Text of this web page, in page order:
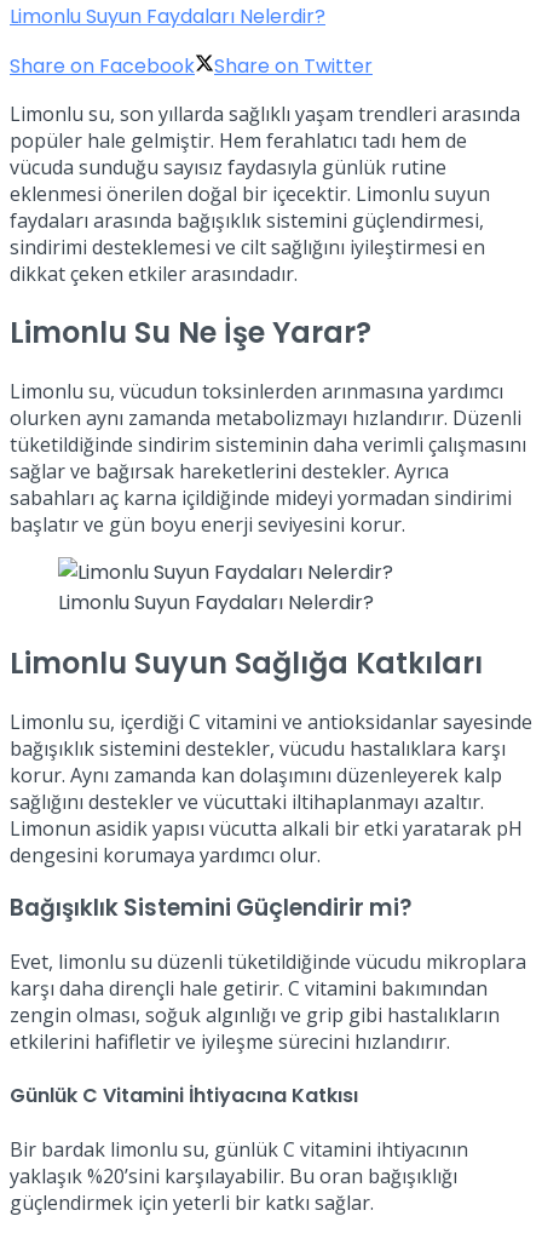
Limonlu Suyun Faydaları Nelerdir?
Share on Facebook
Share on Twitter
Limonlu su, son yıllarda sağlıklı yaşam trendleri arasında
popüler hale gelmiştir. Hem ferahlatıcı tadı hem de
vücuda sunduğu sayısız faydasıyla günlük rutine
eklenmesi önerilen doğal bir içecektir. Limonlu suyun
faydaları arasında bağışıklık sistemini güçlendirmesi,
sindirimi desteklemesi ve cilt sağlığını iyileştirmesi en
dikkat çeken etkiler arasındadır.
Limonlu Su Ne İşe Yarar?
Limonlu su, vücudun toksinlerden arınmasına yardımcı
olurken aynı zamanda metabolizmayı hızlandırır. Düzenli
tüketildiğinde sindirim sisteminin daha verimli çalışmasını
sağlar ve bağırsak hareketlerini destekler. Ayrıca
sabahları aç karna içildiğinde mideyi yormadan sindirimi
başlatır ve gün boyu enerji seviyesini korur.
Limonlu Suyun Faydaları Nelerdir?
Limonlu Suyun Sağlığa Katkıları
Limonlu su, içerdiği C vitamini ve antioksidanlar sayesinde
bağışıklık sistemini destekler, vücudu hastalıklara karşı
korur. Aynı zamanda kan dolaşımını düzenleyerek kalp
sağlığını destekler ve vücuttaki iltihaplanmayı azaltır.
Limonun asidik yapısı vücutta alkali bir etki yaratarak pH
dengesini korumaya yardımcı olur.
Bağışıklık Sistemini Güçlendirir mi?
Evet, limonlu su düzenli tüketildiğinde vücudu mikroplara
karşı daha dirençli hale getirir. C vitamini bakımından
zengin olması, soğuk algınlığı ve grip gibi hastalıkların
etkilerini hafifletir ve iyileşme sürecini hızlandırır.
Günlük C Vitamini İhtiyacına Katkısı
Bir bardak limonlu su, günlük C vitamini ihtiyacının
yaklaşık %20’sini karşılayabilir. Bu oran bağışıklığı
güçlendirmek için yeterli bir katkı sağlar.